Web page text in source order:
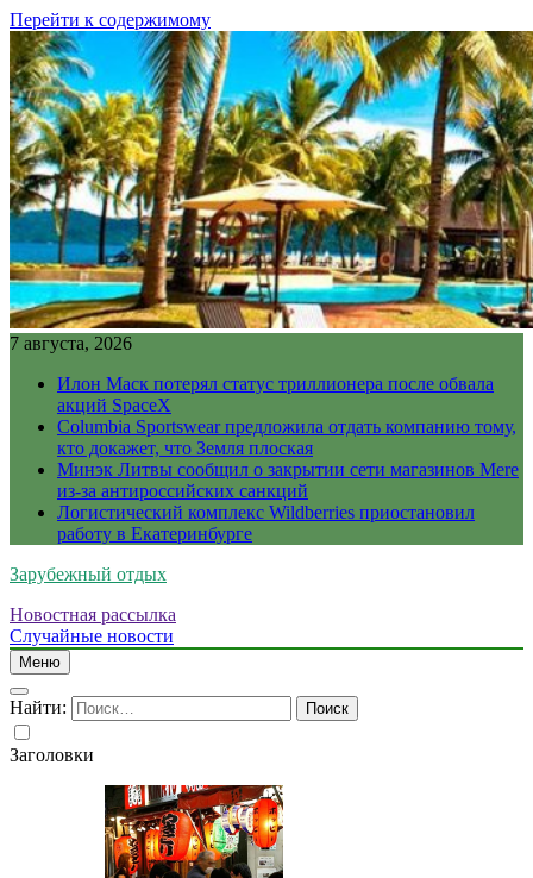
Перейти к содержимому
7 августа, 2026
Илон Маск потерял статус триллионера после обвала
акций SpaceX
Columbia Sportswear предложила отдать компанию тому,
кто докажет, что Земля плоская
Минэк Литвы сообщил о закрытии сети магазинов Mere
из-за антироссийских санкций
Логистический комплекс Wildberries приостановил
работу в Екатеринбурге
Зарубежный отдых
Новостная рассылка
Случайные новости
Меню
Найти:
Заголовки